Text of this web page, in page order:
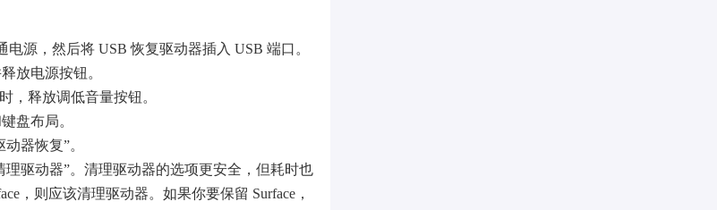
电源，然后将 USB 恢复驱动器插入 USB 端口。
放电源按钮。
，释放调低音量按钮。
盘布局。
器恢复”。
理驱动器”。清理驱动器的选项更安全，但耗时也
，则应该清理驱动器。如果你要保留 Surface，